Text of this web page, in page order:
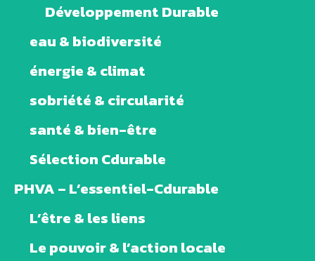
Développement Durable
eau & biodiversité
énergie & climat
sobriété & circularité
santé & bien-être
Sélection Cdurable
PHVA – L’essentiel-Cdurable
L’être & les liens
Le pouvoir & l’action locale